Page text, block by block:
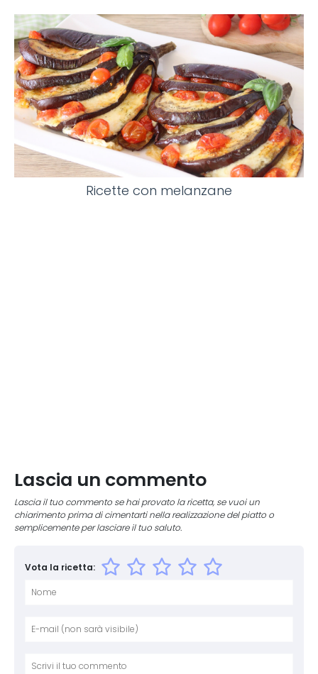
Ricette con melanzane
Lascia un commento
Lascia il tuo commento se hai provato la ricetta, se vuoi un
chiarimento prima di cimentarti nella realizzazione del piatto o
semplicemente per lasciare il tuo saluto.
Vota la ricetta: